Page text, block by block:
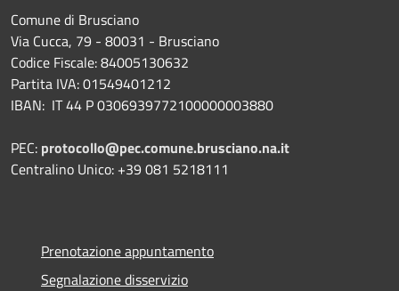
Comune di Brusciano
Via Cucca, 79 - 80031 - Brusciano
Codice Fiscale: 84005130632
Partita IVA: 01549401212
IBAN: IT 44 P 0306939772100000003880
PEC: protocollo@pec.comune.brusciano.na.it
Centralino Unico: +39 081 5218111
Prenotazione appuntamento
Segnalazione disservizio